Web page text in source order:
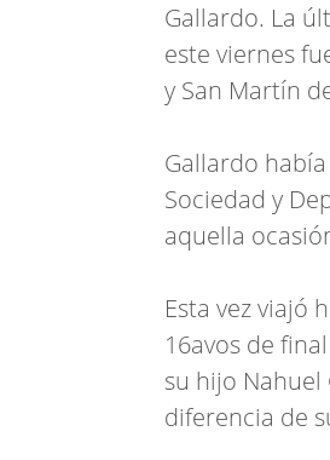
Gallardo. La
este viernes
y San Martín
Gallardo
Sociedad y
aquella
Esta vez viajó
16avos de
su hijo
diferencia de